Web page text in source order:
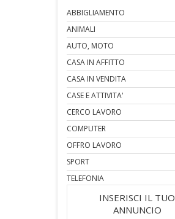
ABBIGLIAMENTO
ANIMALI
AUTO, MOTO
CASA IN AFFITTO
CASA IN VENDITA
CASE E ATTIVITA'
CERCO LAVORO
COMPUTER
OFFRO LAVORO
SPORT
TELEFONIA
INSERISCI IL TUO
ANNUNCIO